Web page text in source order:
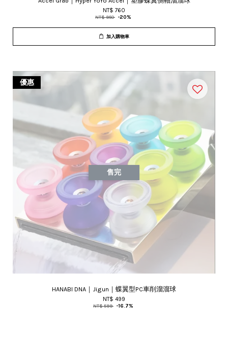
NT$ 760
NT$ 950 -20%
加入購物車
優惠
售完
HANABI DNA｜Jigun｜蝶翼型PC車削溜溜球
NT$ 499
NT$ 599 -16.7%